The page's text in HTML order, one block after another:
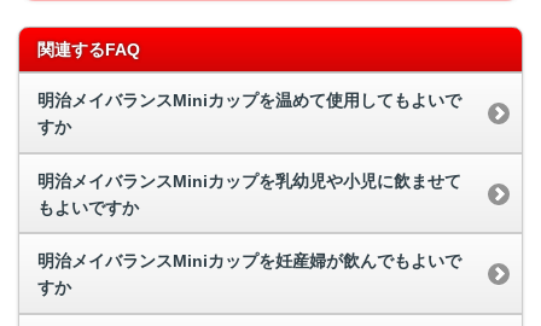
関連するFAQ
明治メイバランスMiniカップを温めて使用してもよいで
すか
明治メイバランスMiniカップを乳幼児や小児に飲ませて
もよいですか
明治メイバランスMiniカップを妊産婦が飲んでもよいで
すか